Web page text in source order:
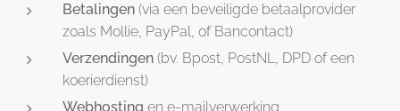
Betalingen (via een beveiligde betaalprovider
zoals Mollie, PayPal, of Bancontact)
Verzendingen (bv. Bpost, PostNL, DPD of een
koerierdienst)
Webhosting en e-mailverwerking